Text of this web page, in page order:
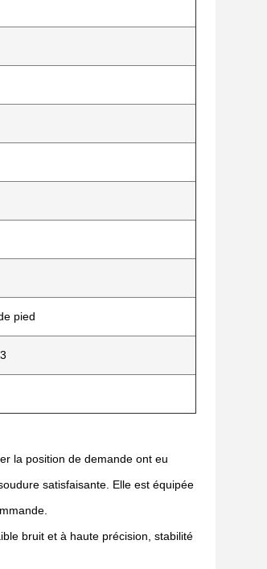
pied
la position de demande ont eu
satisfaisante. Elle est équipée
bruit et à haute précision, stabilité